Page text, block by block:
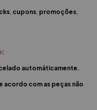
cupons promoções
:
automáticamente.
acordo com as peças não